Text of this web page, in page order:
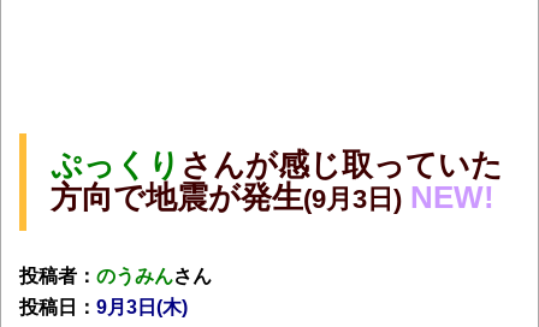
ぷっくり さんが感じ取っていた
方向で地震が発生(9月3日) NEW!
投稿者： のうみんさん
投稿日： 9月3日(木)